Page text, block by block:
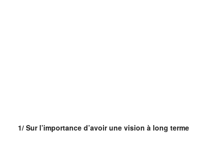
1/ Sur l’importance d’avoir une vision à long terme